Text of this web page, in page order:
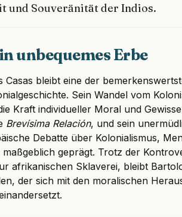
und Souveränität der Indios.
unbequemes Erbe
Casas bleibt eine der
Sein Wandel vom
Kraft individueller Moral und
Brevísima Relación, und sein
Debatte über Kolonialismus,
geprägt. Trotz der
afrikanischen Sklaverei, bleibt
der sich mit den moralischen